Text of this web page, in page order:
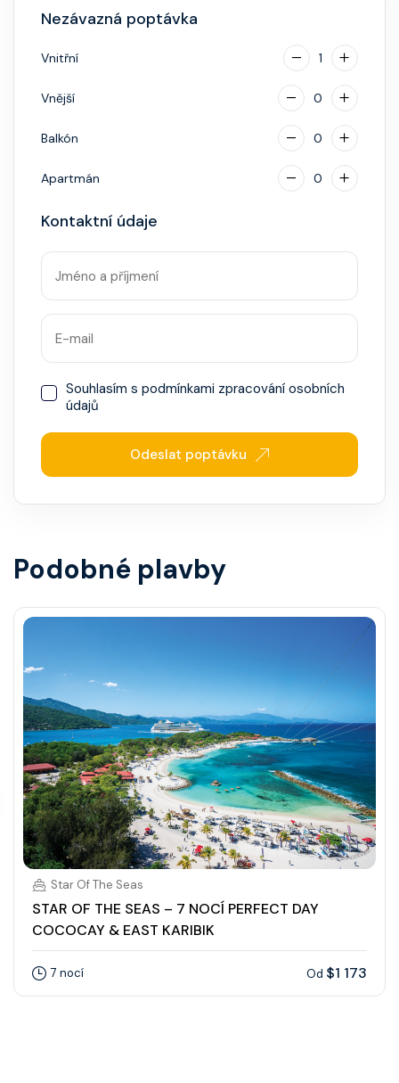
napojenou na vaši kreditní kartu nebo přes složenou
hotovostní zálohu.
Nezávazná poptávka
Vnitřní 1
Vnější 0
Balkón 0
Apartmán 0
Kontaktní údaje
Souhlasím s podmínkami zpracování osobních
údajů
Odeslat poptávku
Podobné plavby
Star Of The Seas
STAR OF THE SEAS – 7 NOCÍ PERFECT DAY
COCOCAY & EAST KARIBIK
7 nocí Od $1 173